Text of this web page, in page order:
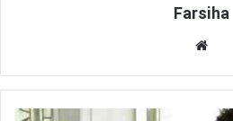
Farsiha
ت